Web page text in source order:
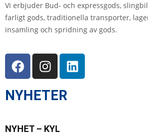
Vi erbjuder Bud- och expressgods,
farligt gods, traditionella transporter,
insamling och spridning av gods.
NYHETER
NYHET – KYL